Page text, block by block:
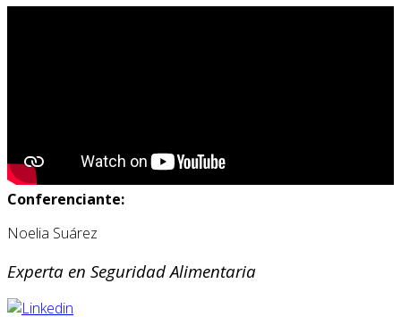
Conferenciante:
Noelia Suárez
Experta en Seguridad Alimentaria